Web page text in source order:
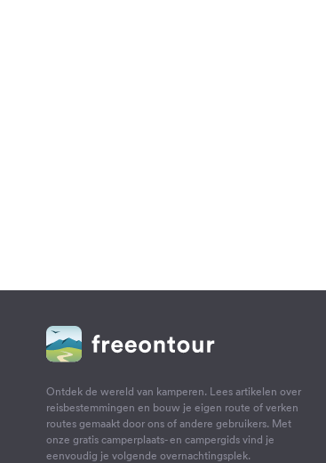
Ontdek de wereld van kamperen. Lees artikelen over
reisbestemmingen en bouw je eigen route of verken
routes gemaakt door ons of andere gebruikers. Met
onze gratis camperplaats- en campergids vind je
eenvoudig je volgende overnachtingsplek.